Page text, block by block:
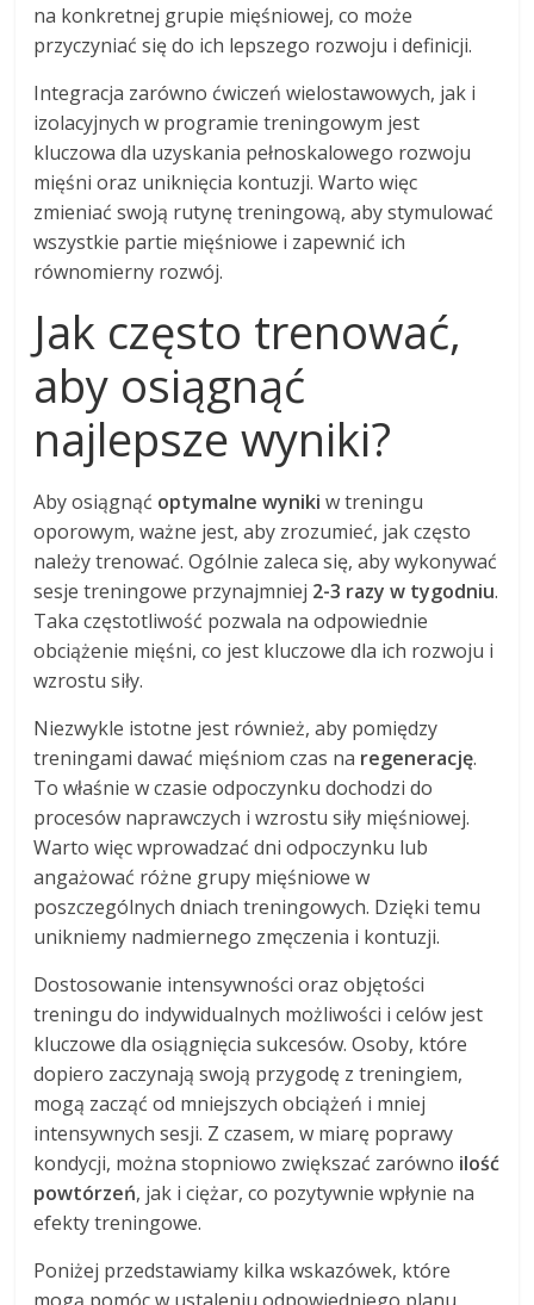
na konkretnej grupie mięśniowej, co może
przyczyniać się do ich lepszego rozwoju i definicji.
Integracja zarówno ćwiczeń wielostawowych, jak i
izolacyjnych w programie treningowym jest
kluczowa dla uzyskania pełnoskalowego rozwoju
mięśni oraz uniknięcia kontuzji. Warto więc
zmieniać swoją rutynę treningową, aby stymulować
wszystkie partie mięśniowe i zapewnić ich
równomierny rozwój.
Jak często trenować,
aby osiągnąć
najlepsze wyniki?
Aby osiągnąć optymalne wyniki w treningu
oporowym, ważne jest, aby zrozumieć, jak często
należy trenować. Ogólnie zaleca się, aby wykonywać
sesje treningowe przynajmniej 2-3 razy w tygodniu.
Taka częstotliwość pozwala na odpowiednie
obciążenie mięśni, co jest kluczowe dla ich rozwoju i
wzrostu siły.
Niezwykle istotne jest również, aby pomiędzy
treningami dawać mięśniom czas na regenerację.
To właśnie w czasie odpoczynku dochodzi do
procesów naprawczych i wzrostu siły mięśniowej.
Warto więc wprowadzać dni odpoczynku lub
angażować różne grupy mięśniowe w
poszczególnych dniach treningowych. Dzięki temu
unikniemy nadmiernego zmęczenia i kontuzji.
Dostosowanie intensywności oraz objętości
treningu do indywidualnych możliwości i celów jest
kluczowe dla osiągnięcia sukcesów. Osoby, które
dopiero zaczynają swoją przygodę z treningiem,
mogą zacząć od mniejszych obciążeń i mniej
intensywnych sesji. Z czasem, w miarę poprawy
kondycji, można stopniowo zwiększać zarówno ilość
powtórzeń, jak i ciężar, co pozytywnie wpłynie na
efekty treningowe.
Poniżej przedstawiamy kilka wskazówek, które